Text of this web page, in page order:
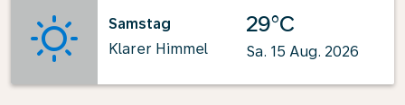
Samstag
Klarer Himmel
29°C
Sa. 15 Aug. 2026